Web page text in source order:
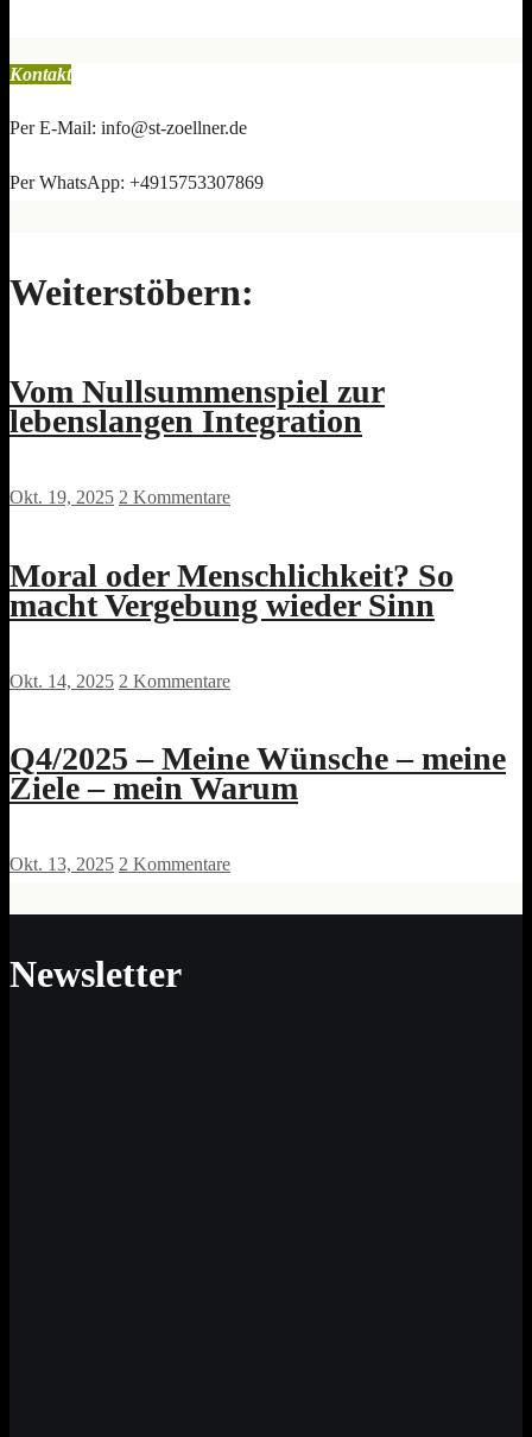
Kontakt
Per E-Mail: info@st-zoellner.de
Per WhatsApp: +4915753307869
Weiterstöbern:
Vom Nullsummenspiel zur
lebenslangen Integration
Okt. 19, 2025 2 Kommentare
Moral oder Menschlichkeit? So
macht Vergebung wieder Sinn
Okt. 14, 2025 2 Kommentare
Q4/2025 – Meine Wünsche – meine
Ziele – mein Warum
Okt. 13, 2025 2 Kommentare
Newsletter